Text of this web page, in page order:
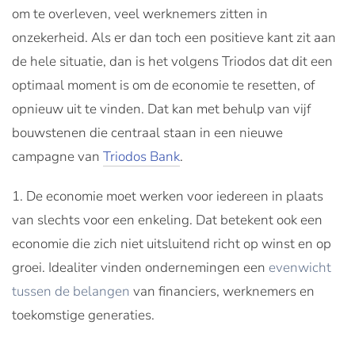
om te overleven, veel werknemers zitten in
onzekerheid. Als er dan toch een positieve kant zit aan
de hele situatie, dan is het volgens Triodos dat dit een
optimaal moment is om de economie te resetten, of
opnieuw uit te vinden. Dat kan met behulp van vijf
bouwstenen die centraal staan in een nieuwe
campagne van Triodos Bank.
De economie moet werken voor iedereen in plaats
van slechts voor een enkeling. Dat betekent ook een
economie die zich niet uitsluitend richt op winst en op
groei. Idealiter vinden ondernemingen een evenwicht
tussen de belangen van financiers, werknemers en
toekomstige generaties.